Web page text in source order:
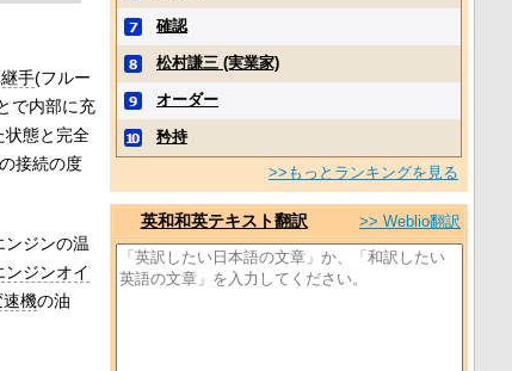
手(フルー
で内部に充
状態と完全
接続の度
ンジンの温
ンジンオイ
速機の油
確認
松村謙三 (実業家)
オーダー
矜持
>>もっとランキングを見る
英和和英テキスト翻訳 >> Weblio翻訳